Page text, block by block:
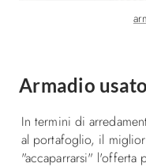
Armadio usato
In termini di
al portafoglio, il
"accaparrarsi" l'offerta